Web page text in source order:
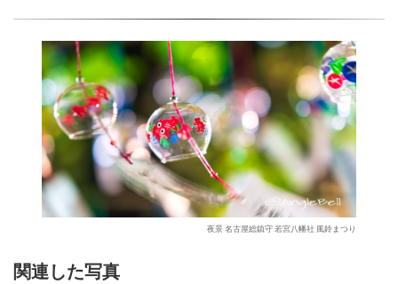
夜景 名古屋総鎮守 若宮八幡社 風鈴まつり
関連した写真